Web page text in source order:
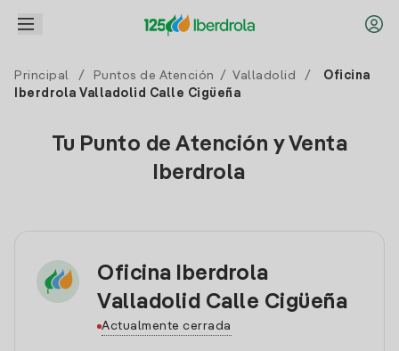
Principal / Puntos de Atención / Valladolid /
Oficina
Iberdrola Valladolid Calle Cigüeña
Tu Punto de Atención y Venta
Iberdrola
Oficina Iberdrola
Valladolid Calle Cigüeña
Actualmente cerrada